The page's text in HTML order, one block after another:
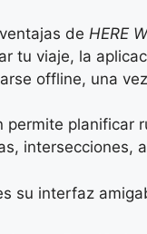
de HERE
tu viaje, la
offline, una
permite planificar
intersecciones,
su interfaz